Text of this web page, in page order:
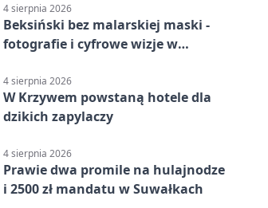
4 sierpnia 2026
Beksiński bez malarskiej maski -
fotografie i cyfrowe wizje w
4 sierpnia 2026
W Krzywem powstaną hotele dla
dzikich zapylaczy
4 sierpnia 2026
Prawie dwa promile na hulajnodze
i 2500 zł mandatu w Suwałkach